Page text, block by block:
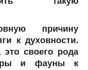
причину
к духовности.
своего рода
и фауны к